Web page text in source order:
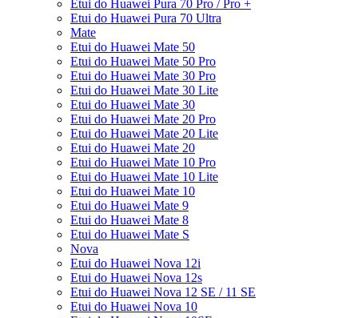
Etui do Huawei Pura 70 Pro / Pro +
Etui do Huawei Pura 70 Ultra
Mate
Etui do Huawei Mate 50
Etui do Huawei Mate 50 Pro
Etui do Huawei Mate 30 Pro
Etui do Huawei Mate 30 Lite
Etui do Huawei Mate 30
Etui do Huawei Mate 20 Pro
Etui do Huawei Mate 20 Lite
Etui do Huawei Mate 20
Etui do Huawei Mate 10 Pro
Etui do Huawei Mate 10 Lite
Etui do Huawei Mate 10
Etui do Huawei Mate 9
Etui do Huawei Mate 8
Etui do Huawei Mate S
Nova
Etui do Huawei Nova 12i
Etui do Huawei Nova 12s
Etui do Huawei Nova 12 SE / 11 SE
Etui do Huawei Nova 10